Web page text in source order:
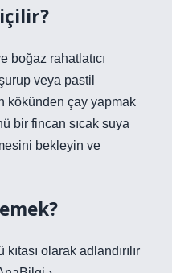
boğaz rahatlatıcı
veya pastil
kökünden çay yapmak
bir fincan sıcak suya
bekleyin ve
olarak adlandırılır